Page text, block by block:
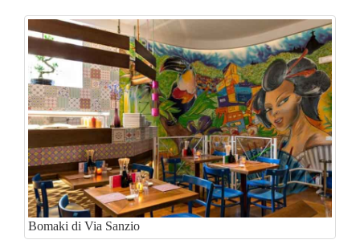
Bomaki di Via Sanzio